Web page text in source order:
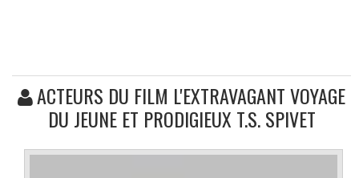
ACTEURS DU FILM L'EXTRAVAGANT VOYAGE
DU JEUNE ET PRODIGIEUX T.S. SPIVET